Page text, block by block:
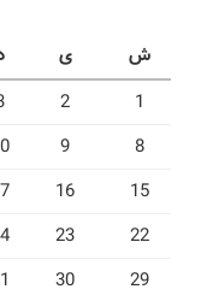
ش
ی
1
2
8
9
15
16
22
23
29
30